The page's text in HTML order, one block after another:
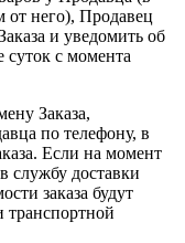
от него), Продавец
и уведомить об
суток с момента
Заказа,
по телефону, в
Если на момент
службу доставки
заказа будут
транспортной